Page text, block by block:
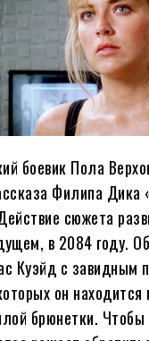
боевик Пола
Филипа Дика
сюжета
в 2084 году.
Куэйд с завидным
он находится
брюнетки. Чтобы